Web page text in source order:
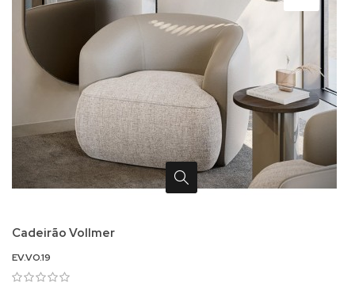
Cadeirão Vollmer
EV.VO.19